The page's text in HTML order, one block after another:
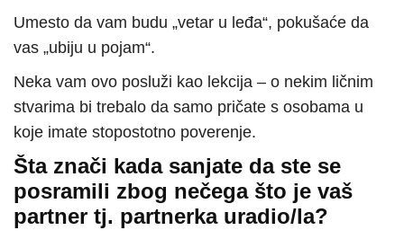
Umesto da vam budu „vetar u leđa“, pokušaće da
vas „ubiju u pojam“.
Neka vam ovo posluži kao lekcija – o nekim ličnim
stvarima bi trebalo da samo pričate s osobama u
koje imate stopostotno poverenje.
Šta znači kada sanjate da ste se
posramili zbog nečega što je vaš
partner tj. partnerka uradio/la?